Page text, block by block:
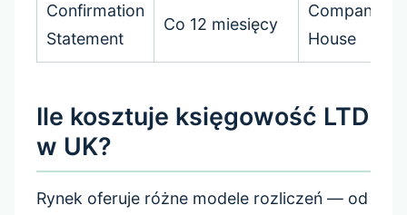
Confirmation
Statement
Co 12 miesięcy
Companies
House
Ile kosztuje księgowość LTD
w UK?
Rynek oferuje różne modele rozliczeń — od